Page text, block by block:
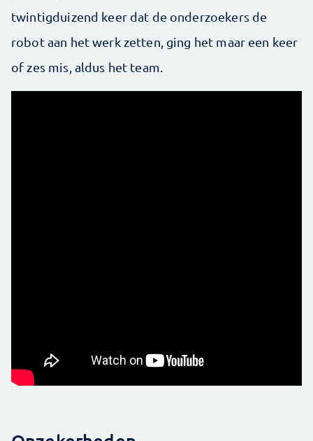
twintigduizend keer dat de onderzoekers de
robot aan het werk zetten, ging het maar een keer
of zes mis, aldus het team.